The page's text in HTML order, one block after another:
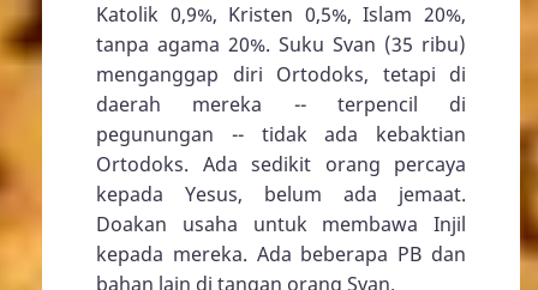
Katolik 0,9%, Kristen 0,5%, Islam 20%,
tanpa agama 20%. Suku Svan (35 ribu)
menganggap diri Ortodoks, tetapi di
daerah mereka -- terpencil di
pegunungan -- tidak ada kebaktian
Ortodoks. Ada sedikit orang percaya
kepada Yesus, belum ada jemaat.
Doakan usaha untuk membawa Injil
kepada mereka. Ada beberapa PB dan
bahan lain di tangan orang Svan.